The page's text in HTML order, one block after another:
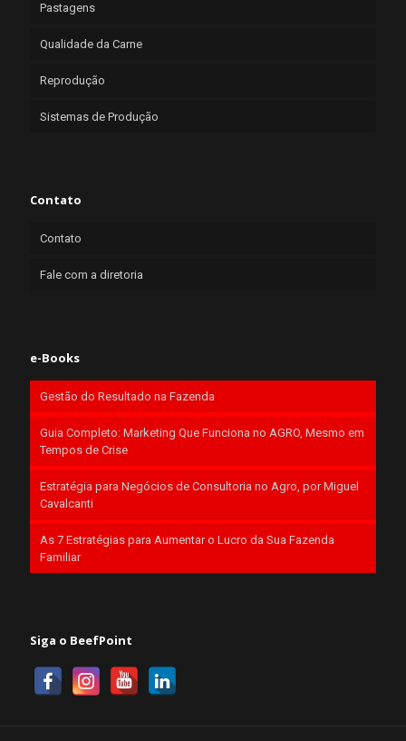
Pastagens
Qualidade da Carne
Reprodução
Sistemas de Produção
Contato
Contato
Fale com a diretoria
e-Books
Gestão do Resultado na Fazenda
Guia Completo: Marketing Que Funciona no AGRO, Mesmo em
Tempos de Crise
Estratégia para Negócios de Consultoria no Agro, por Miguel
Cavalcanti
As 7 Estratégias para Aumentar o Lucro da Sua Fazenda
Familiar
Siga o BeefPoint